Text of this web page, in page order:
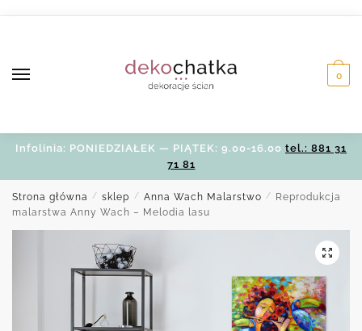
0
Infolinia: PONIEDZIAŁEK — PIĄTEK: 9.00-16.00 tel.: 881 31
71 81
Strona główna / sklep / Anna Wach Malarstwo /
Reprodukcja
malarstwa Anny Wach – Melodia lasu